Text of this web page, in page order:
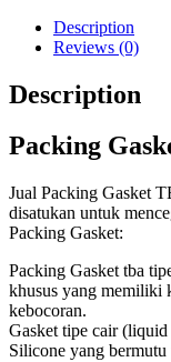
WhatsApp
Description
Reviews (0)
Description
Packing
Jual Packing Gasket
disatukan untuk
Packing Gasket:
Packing Gasket tba
khusus yang memiliki
kebocoran.
Gasket tipe cair
Silicone yang